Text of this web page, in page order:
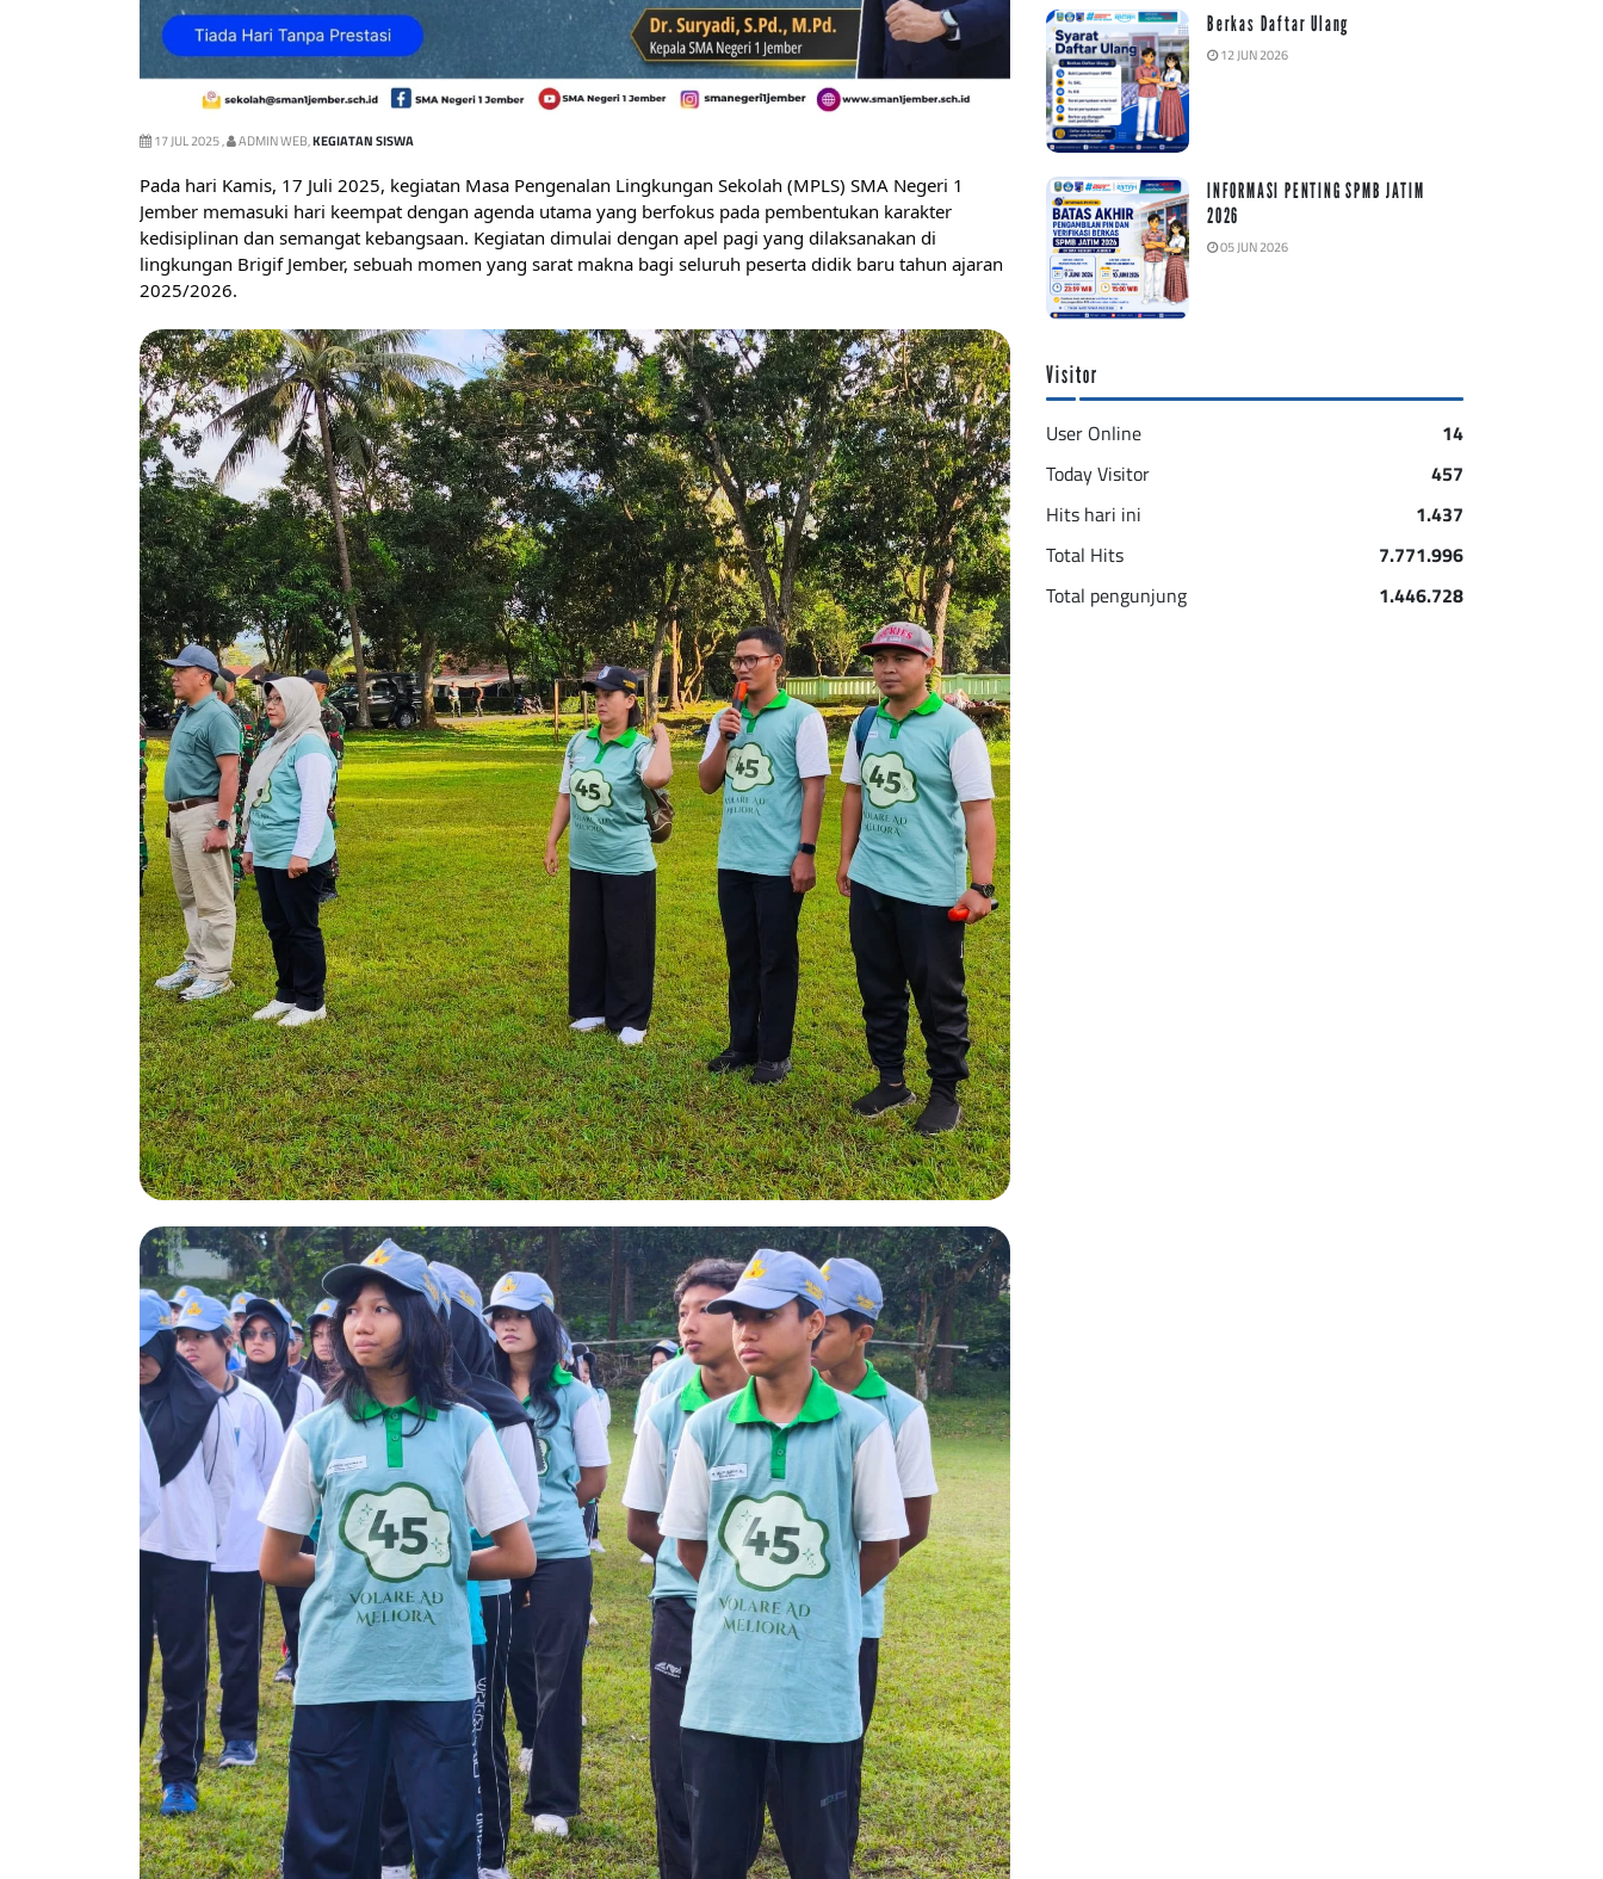
17 JUL 2025 , ADMIN WEB,KEGIATAN SISWA
Pada hari Kamis, 17 Juli 2025, kegiatan Masa Pengenalan Lingkungan Sekolah (MPLS) SMA Negeri 1
Jember memasuki hari keempat dengan agenda utama yang berfokus pada pembentukan karakter
kedisiplinan dan semangat kebangsaan. Kegiatan dimulai dengan apel pagi yang dilaksanakan di
lingkungan Brigif Jember, sebuah momen yang sarat makna bagi seluruh peserta didik baru tahun ajaran
2025/2026.
Berkas Daftar Ulang
12 JUN 2026
INFORMASI PENTING SPMB JATIM
2026
05 JUN 2026
Visitor
User Online
14
Today Visitor
457
Hits hari ini
1.437
Total Hits
7.771.996
Total pengunjung
1.446.728